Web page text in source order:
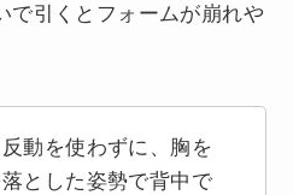
で引くとフォームが崩れや
動を使わずに、胸を
とした姿勢で背中で